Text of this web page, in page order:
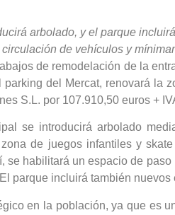
arbolado, y el parque
de vehículos y
de remodelación de la
del Mercat, renovará la
S.L. por 107.910,50 euros +
se introducirá arbolado
de juegos infantiles y
se habilitará un espacio de
parque incluirá también
en la población, ya que es